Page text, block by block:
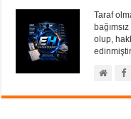
Taraf
olup,